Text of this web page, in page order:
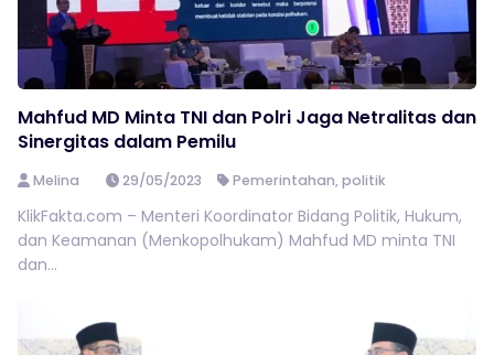
Mahfud MD Minta TNI dan Polri Jaga Netralitas dan
Sinergitas dalam Pemilu
Melina 29/05/2023 Pemerintahan,politik
KlikFakta.com – Menteri Koordinator Bidang Politik, Hukum,
dan Keamanan (Menkopolhukam) Mahfud MD minta TNI
dan...